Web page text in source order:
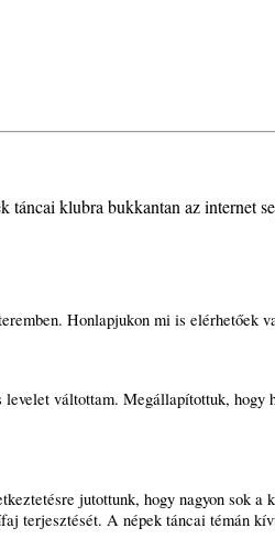
táncai klubra bukkantan az internet
Honlapjukon mi is elérhetőek
váltottam. Megállapítottuk, hogy
jutottunk, hogy nagyon sok a
terjesztését. A népek táncai témán